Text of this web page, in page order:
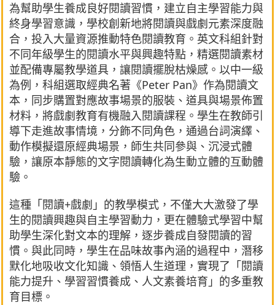
為幫助學生養成良好閱讀習慣，建立自主學習能力與
終身學習意識，學校創新地將閱讀與戲劇元素深度融
合，投入大量資源推動特色閱讀教育。英文科組針對
不同年級學生的閱讀水平與興趣特點，精選閱讀素材
並配備專屬教學道具，讓閱讀擺脫枯燥感。以中一級
為例，科組選取經典名著《Peter Pan》作為閱讀文
本，同步購置對應故事場景的服裝、道具與場景佈置
材料，將戲劇教育有機融入閱讀課程。學生在教師引
導下走進故事情境，分飾不同角色，通過台詞演繹、
動作模擬還原經典場景，師生共同參與、沉浸式體
驗，讓原本靜態的文字閱讀轉化為生動立體的互動體
驗。
這種「閱讀+戲劇」的教學模式，不僅大大激發了學
生的閱讀興趣與自主學習動力，更在體驗式學習中幫
助學生深化對文本的理解，逐步養成自發閱讀的習
慣。與此同時，學生在品味故事內涵的過程中，潛移
默化地吸收文化知識、領悟人生道理，實現了「閱讀
能力提升、學習習慣養成、人文素養培育」的多重教
育目標。